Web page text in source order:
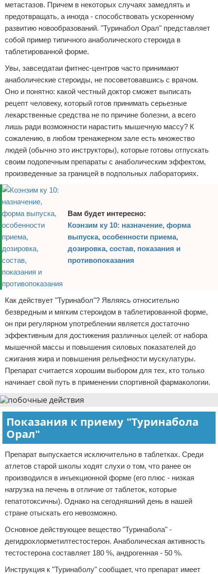
метастазов. Причем в некоторых случаях замедлять и
предотвращать, а иногда - способствовать ускоренному
развитию новообразований. "Туринабол Орал" представляет
собой пример типичного анаболического стероида в
таблетированной форме.
Увы, завсегдатаи фитнес-центров часто принимают
анаболические стероиды, не посоветовавшись с врачом.
Оно и понятно: какой честный доктор сможет выписать
рецепт человеку, который готов принимать серьезные
лекарственные средства не по причине болезни, а всего
лишь ради возможности нарастить мышечную массу? К
сожалению, в любом тренажерном зале есть множество
людей (обычно это инструкторы), которые готовы отпускать
своим подопечным препараты с анаболическим эффектом,
произведенные за границей в подпольных лабораториях.
Вам будет интересно:
Коэнзим ку 10: назначение, форма
выпуска, особенности приема,
дозировка, состав, показания и
противопоказания
Как действует "Туринабол"? Являясь относительно
безвредным и мягким стероидом в таблетированной форме,
он при регулярном употреблении является достаточно
эффективным для достижения различных целей: от набора
мышечной массы и повышения силовых показателей до
сжигания жира и повышения рельефности мускулатуры.
Препарат считается хорошим выбором для тех, кто только
начинает свой путь в применении спортивной фармакологии.
Показания к приему "Туринабола
Орал"
Препарат выпускается исключительно в таблетках. Среди
атлетов старой школы ходят слухи о том, что ранее он
производился в инъекционной форме (его плюс - низкая
нагрузка на печень в отличие от таблеток, которые
гепатотоксичны). Однако на сегодняшний день в нашей
стране отыскать его невозможно.
Основное действующее вещество "Туринабола" -
дегидрохлорметилтестостерон. Анаболическая активность
тестостерона составляет 180 %, андрогенная - 50 %.
Инструкция к "Туринаболу" сообщает, что препарат имеет